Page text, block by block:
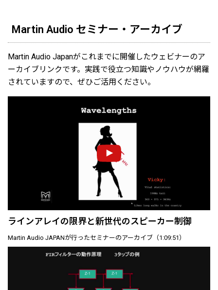
Martin Audio セミナー・アーカイブ
Martin Audio Japanがこれまでに開催したウェビナーのア
ーカイブリンクです。実践で役立つ知識やノウハウが網羅
されていますので、ぜひご活用ください。
ラインアレイの限界と新世代のスピーカー制御
Martin Audio JAPANが行ったセミナーのアーカイブ（1:09:51）